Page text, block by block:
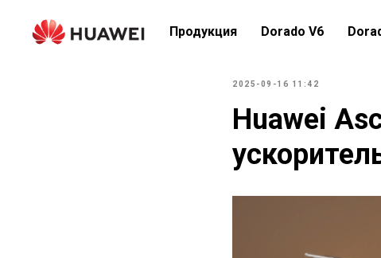
Продукция Dorado V6
2025-09-16 11:42
Huawei